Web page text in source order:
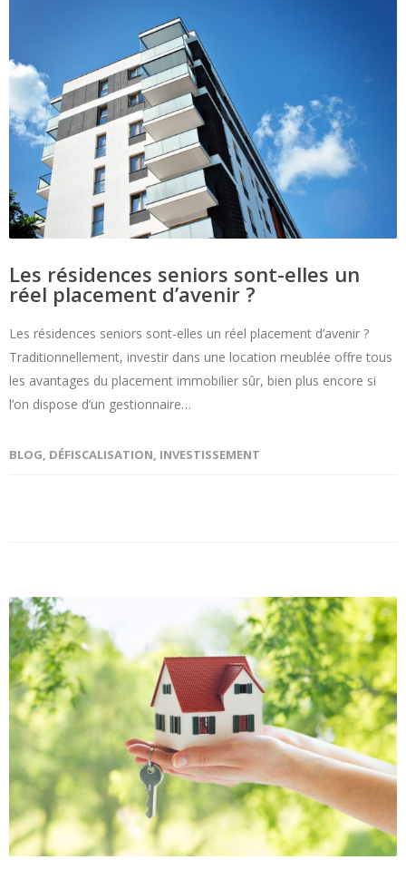
Les résidences seniors sont-elles un
réel placement d’avenir ?
Les résidences seniors sont-elles un réel placement d’avenir ?
Traditionnellement, investir dans une location meublée offre tous
les avantages du placement immobilier sûr, bien plus encore si
l’on dispose d’un gestionnaire…
BLOG, DÉFISCALISATION, INVESTISSEMENT